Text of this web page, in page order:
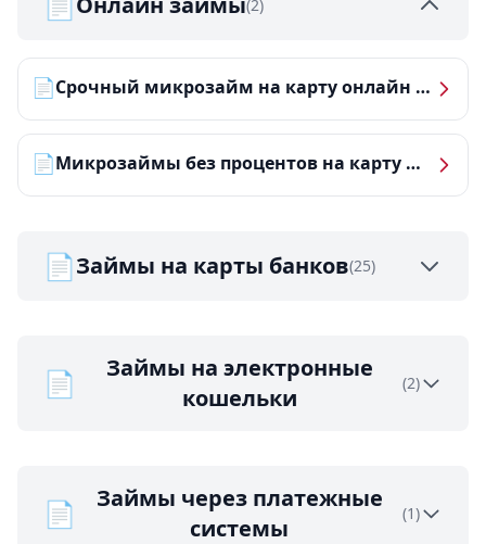
(2)
📄 Срочный микрозайм на карту онлайн — получить деньги за 5 минут
📄 Микрозаймы без процентов на карту — ТОП-10 за 2026 год
📄Займы на карты банков(25)
📄
Займы на электронные
кошельки
(2)
📄
Займы через платежные
системы
(1)